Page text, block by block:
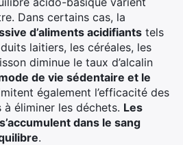
Dans certains cas, la
d’aliments acidifiants tels
laitiers, les céréales, les
diminue le taux d’alcalin
de vie sédentaire et le
également l’efficacité des
éliminer les déchets. Les
dans le sang
.